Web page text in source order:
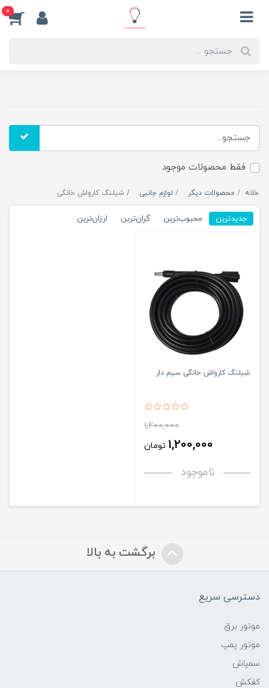
0
فقط محصولات موجود
خانه محصولات دیگر لوازم جانبی شیلنگ کارواش خانگی
جدیدترین محبوب‌ترین گران‌ترین ارزان‌ترین
شیلنگ کارواش خانگی سیم دار
1,200,000
1,200,000 تومان
ناموجود
برگشت به بالا
دسترسی سریع
موتور برق
موتور پمپ
سمپاش
کفکش